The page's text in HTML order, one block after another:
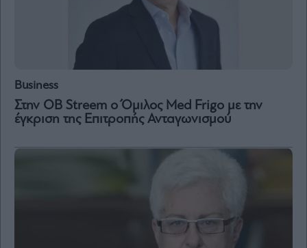
Business
Στην OB Streem ο Όμιλος Med Frigo με την
έγκριση της Επιτροπής Ανταγωνισμού